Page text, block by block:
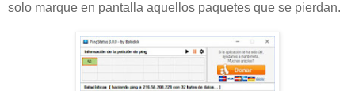
solo marque en pantalla aquellos paquetes que se pierdan.